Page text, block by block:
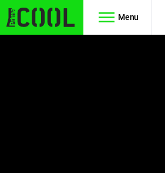
Menu